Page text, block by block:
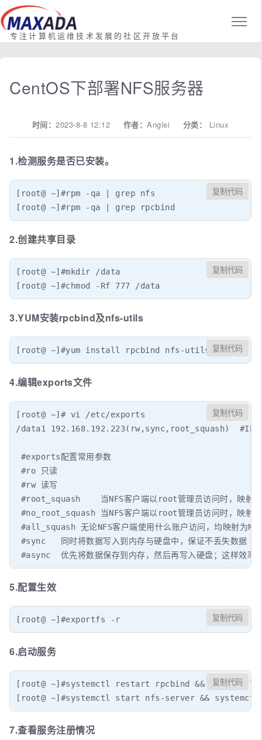
专注计算机运维技术发展的社区开放平台
CentOS下部署NFS服务器
时间：2023-8-8 12:12 作者：Anglei 分类： Linux
1.检测服务是否已安装。
[root@ ~]#rpm -qa | grep nfs
[root@ ~]#rpm -qa | grep rpcbind
复制代码
2.创建共享目录
[root@ ~]#mkdir /data
[root@ ~]#chmod -Rf 777 /data
复制代码
3.YUM安装rpcbind及nfs-utils
[root@ ~]#yum install rpcbind nfs-utils -y复制代码
4.编辑exports文件
[root@ ~]# vi /etc/exports
/data1 192.168.192.223(rw,sync,root_squash)  #IP可以
#exports配置常用参数
#ro 只读
#rw 读写
#root_squash    当NFS客户端以root管理员访问时，映射为
#no_root_squash 当NFS客户端以root管理员访问时，映射
#all_squash 无论NFS客户端使用什么账户访问，均映射为
#sync   同时将数据写入到内存与硬盘中，保证不丢失数据
#async  优先将数据保存到内存，然后再写入硬盘；这样效率
复制代码
5.配置生效
[root@ ~]#exportfs -r 复制代码
6.启动服务
[root@ ~]#systemctl restart rpcbind && systemctl
[root@ ~]#systemctl start nfs-server &&
复制代码
7.查看服务注册情况